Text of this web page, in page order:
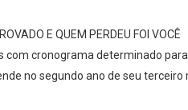
E QUEM PERDEU FOI VOCÊ
com cronograma determinado
no segundo ano de seu terceiro